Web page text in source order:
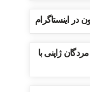
اینستاگرام
ژاپنی با